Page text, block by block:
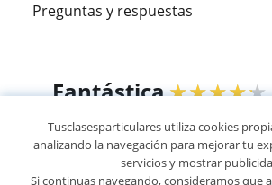
Preguntas y respuestas
Fantástica★★★★★
305915opiniones de
Tusclasesparticulares utiliza cookies
analizando la navegación para mejorar tu
servicios y mostrar
Si continuas navegando, consideramos que